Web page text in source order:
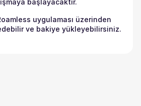
uygulaması üzerinden
ve bakiye yükleyebilirsiniz.